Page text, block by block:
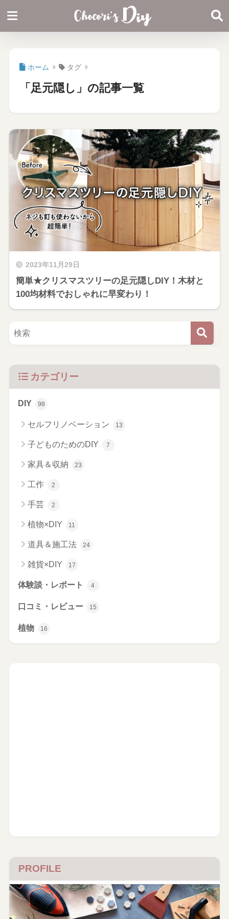
ホーム タグ
「足元隠し」の記事一覧
2023年11月29日
簡単★クリスマスツリーの足元隠しDIY！木材と
100均材料でおしゃれに早変わり！
カテゴリー
DIY 98
セルフリノベーション 13
子どものためのDIY 7
家具＆収納 23
工作 2
手芸 2
植物×DIY 11
道具＆施工法 24
雑貨×DIY 17
体験談・レポート 4
口コミ・レビュー 15
植物 16
PROFILE